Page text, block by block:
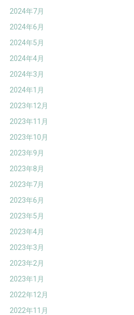
2024年7月
2024年6月
2024年5月
2024年4月
2024年3月
2024年1月
2023年12月
2023年11月
2023年10月
2023年9月
2023年8月
2023年7月
2023年6月
2023年5月
2023年4月
2023年3月
2023年2月
2023年1月
2022年12月
2022年11月